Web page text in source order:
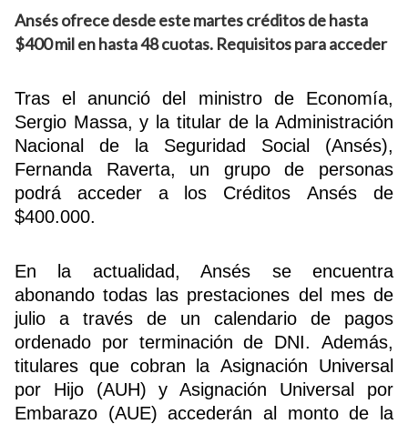
Ansés ofrece desde este martes créditos de hasta
$400 mil en hasta 48 cuotas. Requisitos para acceder
Tras el anunció del ministro de Economía,
Sergio Massa, y la titular de la Administración
Nacional de la Seguridad Social (Ansés),
Fernanda Raverta, un grupo de personas
podrá acceder a los Créditos Ansés de
$400.000.
En la actualidad, Ansés se encuentra
abonando todas las prestaciones del mes de
julio a través de un calendario de pagos
ordenado por terminación de DNI. Además,
titulares que cobran la Asignación Universal
por Hijo (AUH) y Asignación Universal por
Embarazo (AUE) accederán al monto de la
Buscador